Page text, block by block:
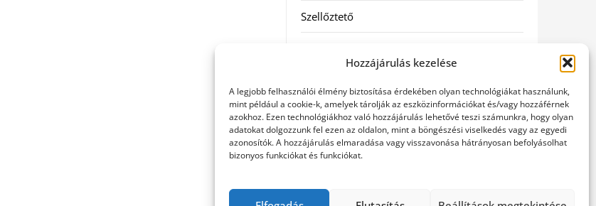
Hozzájárulás kezelése
A legjobb felhasználói élmény biztosítása érdekében olyan technológiákat használunk,
mint például a cookie-k, amelyek tárolják az eszközinformációkat és/vagy hozzáférnek
azokhoz. Ezen technológiákhoz való hozzájárulás lehetővé teszi számunkra, hogy olyan
adatokat dolgozzunk fel ezen az oldalon, mint a böngészési viselkedés vagy az egyedi
azonosítók. A hozzájárulás elmaradása vagy visszavonása hátrányosan befolyásolhat
bizonyos funkciókat és funkciókat.
Szellőztető
Utazás
Vásárlás